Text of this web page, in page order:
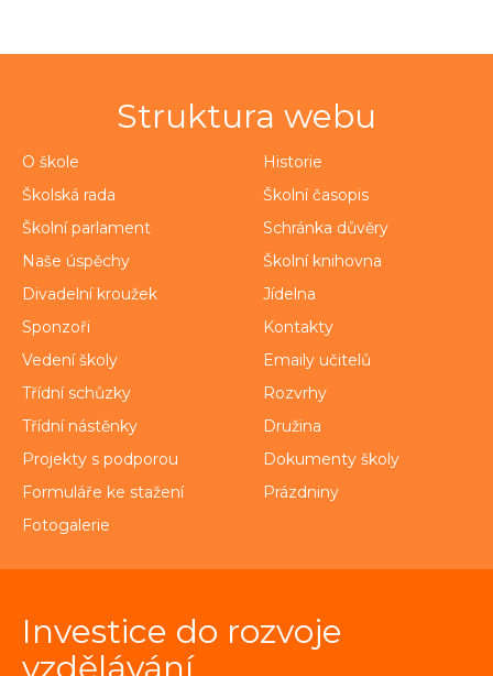
Struktura webu
O škole
Historie
Školská rada
Školní časopis
Školní parlament
Schránka důvěry
Naše úspěchy
Školní knihovna
Divadelní kroužek
Jídelna
Sponzoři
Kontakty
Vedení školy
Emaily učitelů
Třídní schůzky
Rozvrhy
Třídní nástěnky
Družina
Projekty s podporou
Dokumenty školy
Formuláře ke stažení
Prázdniny
Fotogalerie
Investice do rozvoje